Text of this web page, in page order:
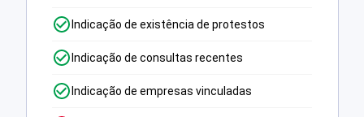
Indicação de existência de protestos
Indicação de consultas recentes
Indicação de empresas vinculadas